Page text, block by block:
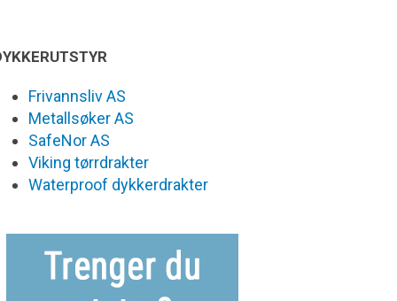
Frivannsliv AS
Metallsøker AS
SafeNor AS
Viking tørrdrakter
Waterproof dykkerdrakter